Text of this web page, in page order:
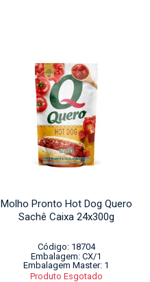
Molho Pronto Hot Dog Quero
Sachê Caixa 24x300g
Código: 18704
Embalagem: CX/1
Embalagem Master: 1
Produto Esgotado